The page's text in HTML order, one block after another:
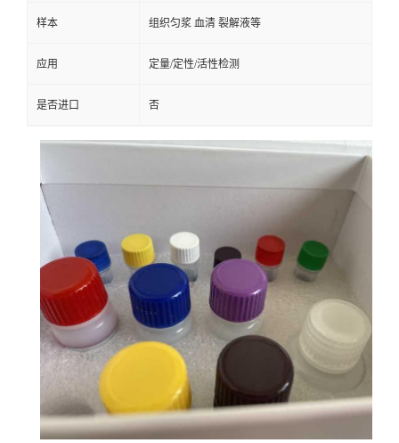
样本 组织匀浆 血清 裂解液等
应用 定量/定性/活性检测
是否进口 否